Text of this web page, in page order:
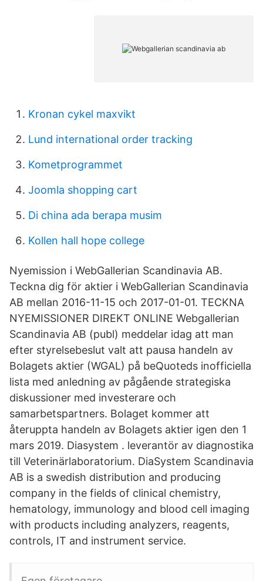
Kronan cykel maxvikt
Lund international order tracking
Kometprogrammet
Joomla shopping cart
Di china ada berapa musim
Kollen hall hope college
Nyemission i WebGallerian Scandinavia AB.
Teckna dig för aktier i WebGallerian Scandinavia
AB mellan 2016-11-15 och 2017-01-01. TECKNA
NYEMISSIONER DIREKT ONLINE Webgallerian
Scandinavia AB (publ) meddelar idag att man
efter styrelsebeslut valt att pausa handeln av
Bolagets aktier (WGAL) på beQuoteds inofficiella
lista med anledning av pågående strategiska
diskussioner med investerare och
samarbetspartners. Bolaget kommer att
återuppta handeln av Bolagets aktier igen den 1
mars 2019. Diasystem . leverantör av diagnostika
till Veterinärlaboratorium. DiaSystem Scandinavia
AB is a swedish distribution and producing
company in the fields of clinical chemistry,
hematology, immunology and blood cell imaging
with products including analyzers, reagents,
controls, IT and instrument service.